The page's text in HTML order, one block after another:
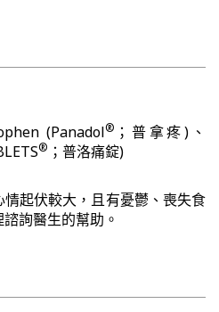
(Panadol® ；普拿疼)、
® ；普洛痛錠)
起伏較大，且有憂鬱、喪失食
詢醫生的幫助。